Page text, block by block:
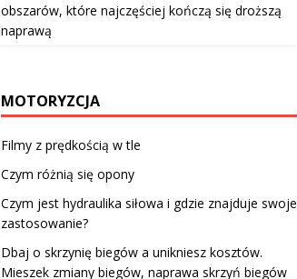
obszarów, które najczęściej kończą się droższą
naprawą
MOTORYZCJA
Filmy z prędkością w tle
Czym różnią się opony
Czym jest hydraulika siłowa i gdzie znajduje swoje
zastosowanie?
Dbaj o skrzynię biegów a unikniesz kosztów.
Mieszek zmiany biegów, naprawa skrzyń biegów